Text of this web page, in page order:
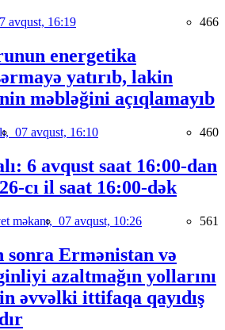
avqust, 16:19 466
energetika
yatırıb, lakin
məbləğini açıqlamayıb
07 avqust, 16:10 460
6 avqust saat 16:00-dan
cı il saat 16:00-dək
məkanı, 07 avqust, 10:26 561
sonra Ermənistan və
azaltmağın yollarını
əvvəlki ittifaqa qayıdış